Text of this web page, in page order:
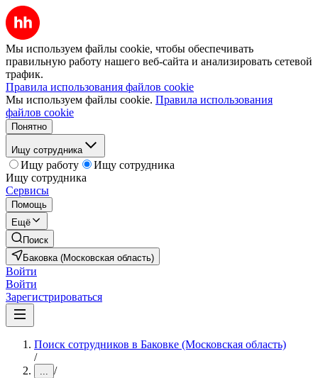
Мы используем файлы cookie, чтобы обеспечивать
правильную работу нашего веб-сайта и анализировать сетевой
трафик.
Правила использования файлов cookie
Мы используем файлы cookie. Правила использования
файлов cookie
Понятно
Ищу сотрудника
Ищу работу
Ищу сотрудника
Ищу сотрудника
Сервисы
Помощь
Ещё
Поиск
Баковка (Московская область)
Войти
Войти
Зарегистрироваться
Поиск сотрудников в Баковке (Московская область)
/
... /